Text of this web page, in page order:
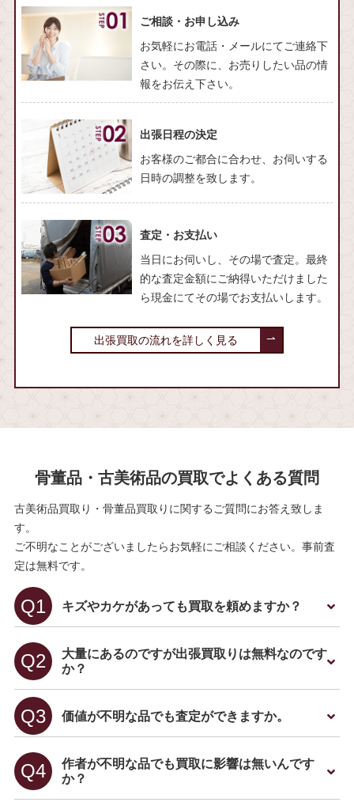
ご相談・お申し込み
お気軽にお電話・メールにてご連絡下
さい。その際に、お売りしたい品の情
報をお伝え下さい。
出張日程の決定
お客様のご都合に合わせ、お伺いする
日時の調整を致します。
査定・お支払い
当日にお伺いし、その場で査定。最終
的な査定金額にご納得いただけました
ら現金にてその場でお支払いします。
出張買取の流れを詳しく見る
骨董品・古美術品の買取でよくある質問
古美術品買取り・骨董品買取りに関するご質問にお答え致しま
す。
ご不明なことがございましたらお気軽にご相談ください。事前査
定は無料です。
キズやカケがあっても買取を頼めますか？
大量にあるのですが出張買取りは無料なのです
か？
価値が不明な品でも査定ができますか。
作者が不明な品でも買取に影響は無いんです
か？